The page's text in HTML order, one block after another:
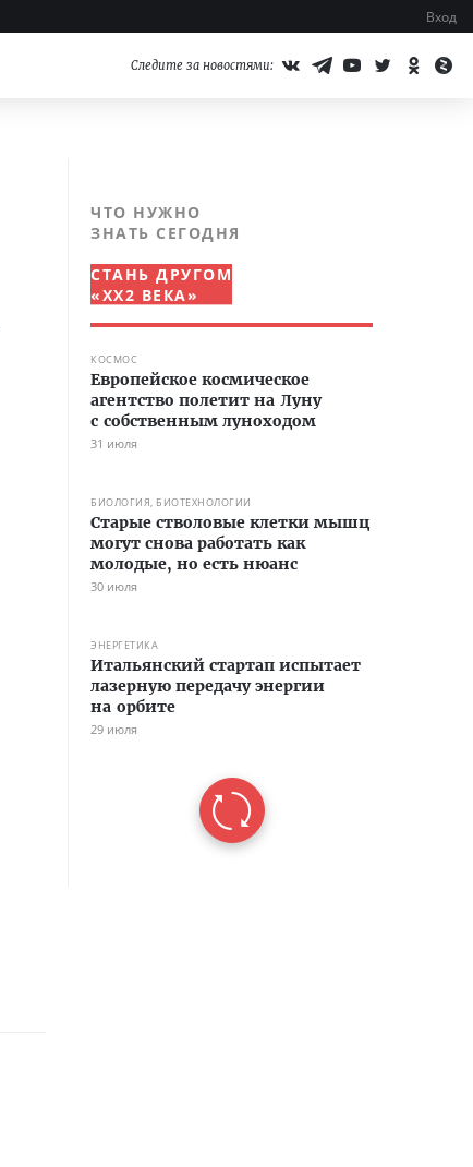
Вход
Следите за новостями:
ЧТО НУЖНО
ЗНАТЬ СЕГОДНЯ
СТАНЬ ДРУГОМ
«XX2 ВЕКА»
КОСМОС
Европейское космическое
агентство полетит на Луну
с собственным луноходом
31 июля
БИОЛОГИЯ, БИОТЕХНОЛОГИИ
Старые стволовые клетки мышц
могут снова работать как
молодые, но есть нюанс
30 июля
ЭНЕРГЕТИКА
Итальянский стартап испытает
лазерную передачу энергии
на орбите
29 июля